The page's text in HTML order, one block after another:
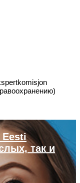
так и